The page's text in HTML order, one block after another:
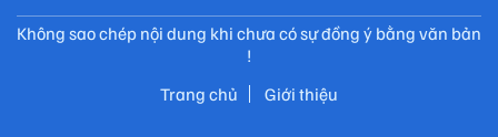
Không sao chép nội dung khi chưa có sự đồng ý bằng văn bản
!
Trang chủ
Giới thiệu